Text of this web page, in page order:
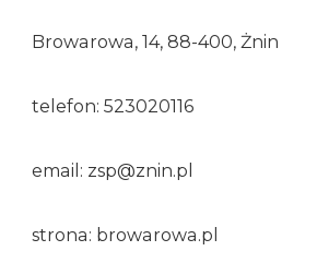
Browarowa, 14, 88-400, Żnin
telefon: 523020116
email: zsp@znin.pl
strona: browarowa.pl